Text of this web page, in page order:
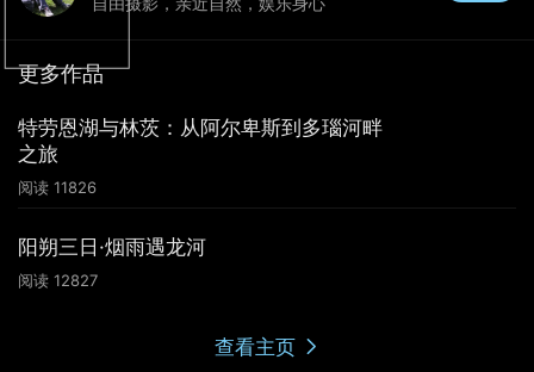
湖心岛另一个角度看格蒙登小镇
更多作品
特劳恩湖与林茨：从阿尔卑斯到多瑙河畔
之旅
阅读 11826
阳朔三日·烟雨遇龙河
阅读 12827
查看主页